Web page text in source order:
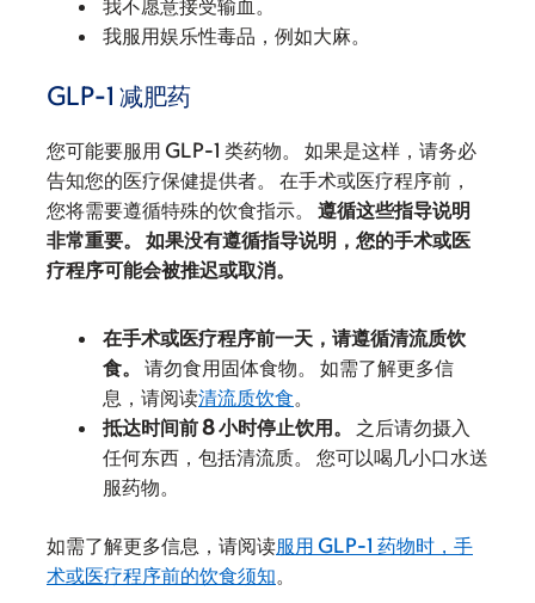
我不愿意接受输血。
我服用娱乐性毒品，例如大麻。
GLP-1 减肥药
您可能要服用 GLP-1 类药物。 如果是这样，请务必
告知您的医疗保健提供者。 在手术或医疗程序前，
您将需要遵循特殊的饮食指示。 遵循这些指导说明
非常重要。 如果没有遵循指导说明，您的手术或医
疗程序可能会被推迟或取消。
在手术或医疗程序前一天，请遵循清流质饮
食。
请勿食用固体食物。 如需了解更多信
息，请阅读清流质饮食。
抵达时间前 8 小时停止饮用。
之后请勿摄入
任何东西，包括清流质。 您可以喝几小口水送
服药物。
如需了解更多信息，请阅读服用 GLP-1 药物时，手
术或医疗程序前的饮食须知。